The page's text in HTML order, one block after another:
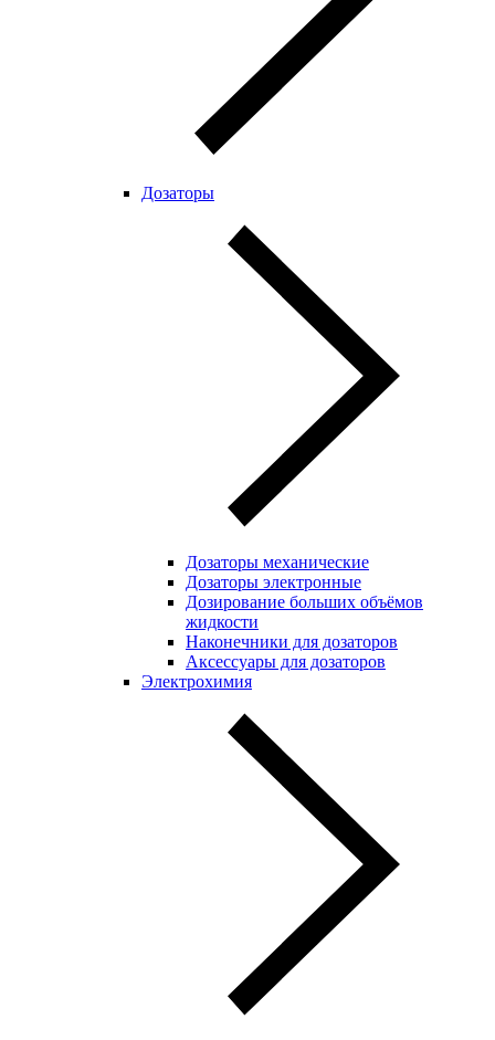
Дозаторы
Дозаторы механические
Дозаторы электронные
Дозирование больших объёмов
жидкости
Наконечники для дозаторов
Аксессуары для дозаторов
Электрохимия